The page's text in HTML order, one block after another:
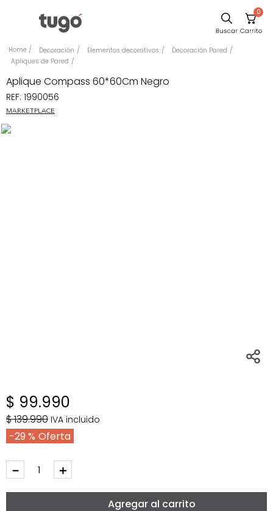
0
Decoración Elementos decorativos
Decoración Pared
Apliques de Pared
Aplique Compass 60*60Cm Negro
REF: 1990056
MARKETPLACE
$ 99.990
$139.990 IVA incluido
29 %
＋
－
Agregar al carrito
Comedor
Escritorio
Silla